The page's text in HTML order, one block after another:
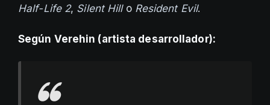
Half-Life 2, Silent Hillo Resident Evil.
Según Verehin (artista desarrollador):